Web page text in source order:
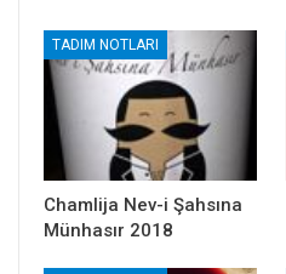
TADIM NOTLARI
Chamlija Nev-i Şahsına
Münhasır 2018